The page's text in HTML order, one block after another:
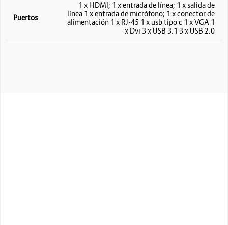
Puertos
1 x HDMI; 1 x entrada de línea; 1 x salida de
línea 1 x entrada de micrófono; 1 x conector de
alimentación 1 x RJ-45 1 x usb tipo c 1 x VGA 1
x Dvi 3 x USB 3.1 3 x USB 2.0